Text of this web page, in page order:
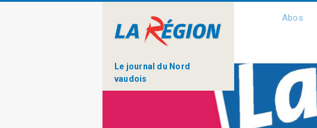
Le journal du Nord
vaudois
Abos